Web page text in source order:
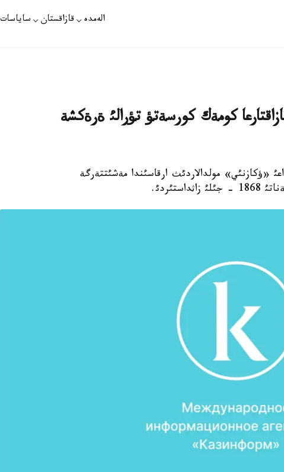
الەمدە قازاقستان ساياسات
كومةك كورسةتؤ تؤرالئ ةرةكشة
«ؤكازنئي» مولدالاردئث ارقاسئندا مةشئتتةرگة